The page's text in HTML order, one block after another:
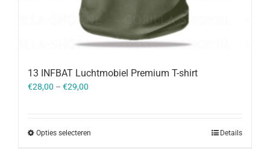
13 INFBAT Luchtmobiel Premium T-shirt
€28,00 – €29,00
Opties selecteren Details